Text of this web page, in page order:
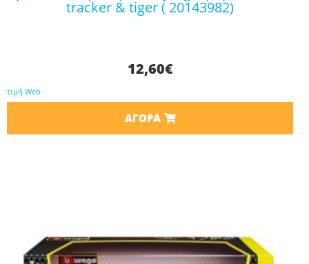
tracker & tiger ( 20143982)
12,60€
τιμή Web
ΑΓΟΡΆ